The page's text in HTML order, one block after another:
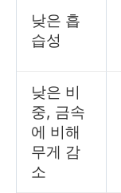
낮은 흡
습성
낮은 비
중, 금속
에 비해
무게 감
소